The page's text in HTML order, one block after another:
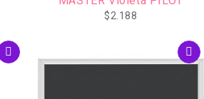
$2.188